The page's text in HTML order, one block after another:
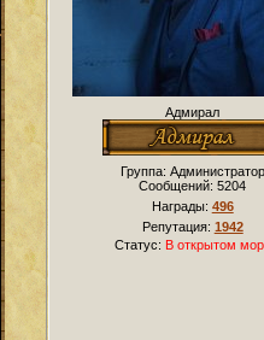
Адмирал
Группа: Администратор
Сообщений:5204
Награды: 496
Репутация: 1942
Статус: В открытом